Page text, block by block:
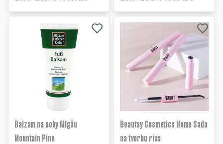
Balzam na nohy Allgäu
Mountain Pine
Beautsy Cosmetics Home Sada
na tvorbu rias